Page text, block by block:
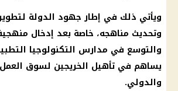
ويأتي ذلك في إطار جهود الدولة
وتحديث مناهجه، خاصة بعد إدخال
والتوسع في مدارس التكنولوجيا
يساهم في تأهيل الخريجين لسوق
والدولي.